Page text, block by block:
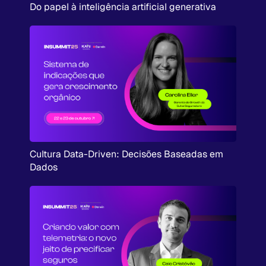
Do papel à inteligência artificial generativa
Cultura Data-Driven: Decisões Baseadas em
Dados